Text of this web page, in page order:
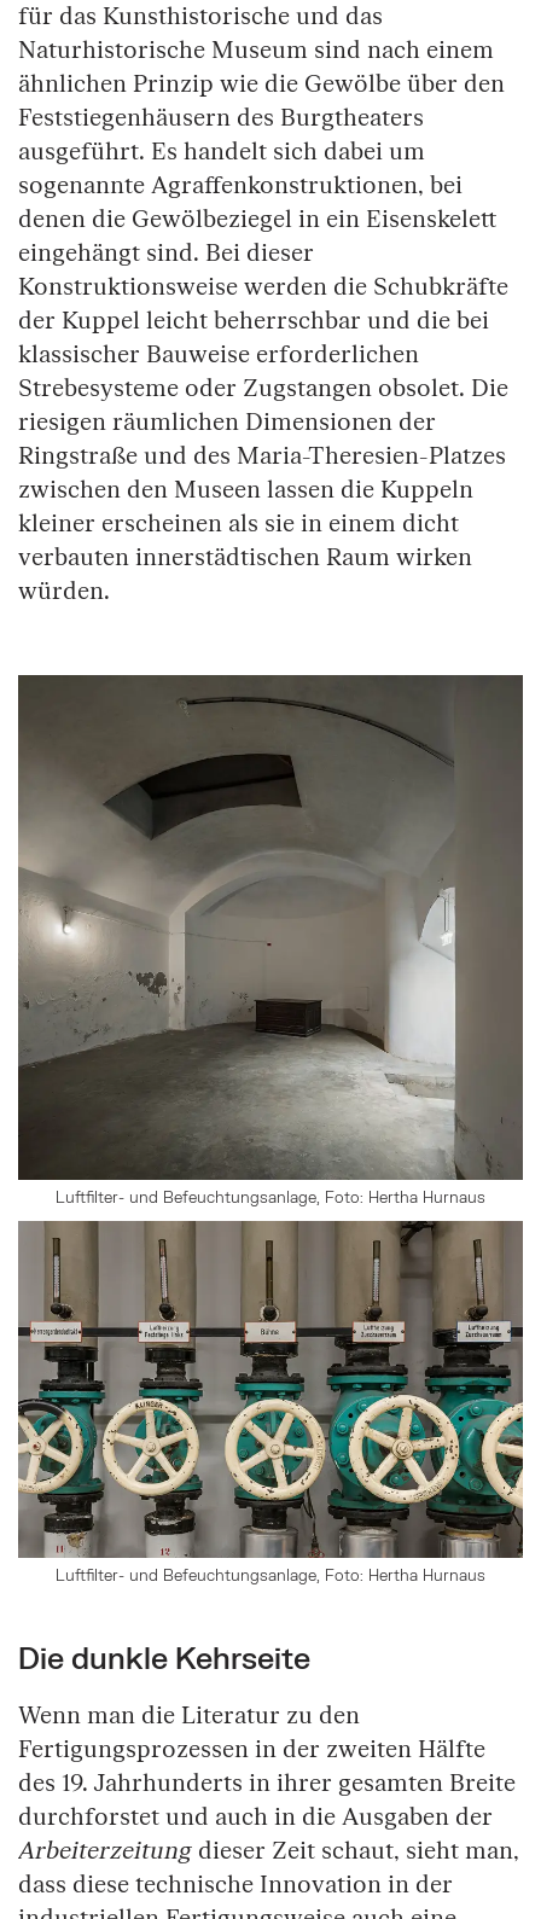
für das Kunsthistorische und das
Naturhistorische Museum sind nach einem
ähnlichen Prinzip wie die Gewölbe über den
Feststiegenhäusern des Burgtheaters
ausgeführt. Es handelt sich dabei um
sogenannte Agraffenkonstruktionen, bei
denen die Gewölbeziegel in ein Eisenskelett
eingehängt sind. Bei dieser
Konstruktionsweise werden die Schubkräfte
der Kuppel leicht beherrschbar und die bei
klassischer Bauweise erforderlichen
Strebesysteme oder Zugstangen obsolet. Die
riesigen räumlichen Dimensionen der
Ringstraße und des Maria-Theresien-Platzes
zwischen den Museen lassen die Kuppeln
kleiner erscheinen als sie in einem dicht
verbauten innerstädtischen Raum wirken
würden.
Luftfilter- und Befeuchtungsanlage, Foto: Hertha Hurnaus
Luftfilter- und Befeuchtungsanlage, Foto: Hertha Hurnaus
Die dunkle Kehrseite
Wenn man die Literatur zu den
Fertigungsprozessen in der zweiten Hälfte
des 19. Jahrhunderts in ihrer gesamten Breite
durchforstet und auch in die Ausgaben der
Arbeiterzeitung dieser Zeit schaut, sieht man,
dass diese technische Innovation in der